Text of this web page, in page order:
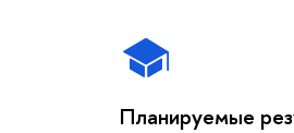
Планируемые